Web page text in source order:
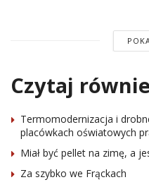
Czytaj
Termomodernizacja i
placówkach oświatowych
Miał być pellet na zimę, a
Za szybko we Frąckach